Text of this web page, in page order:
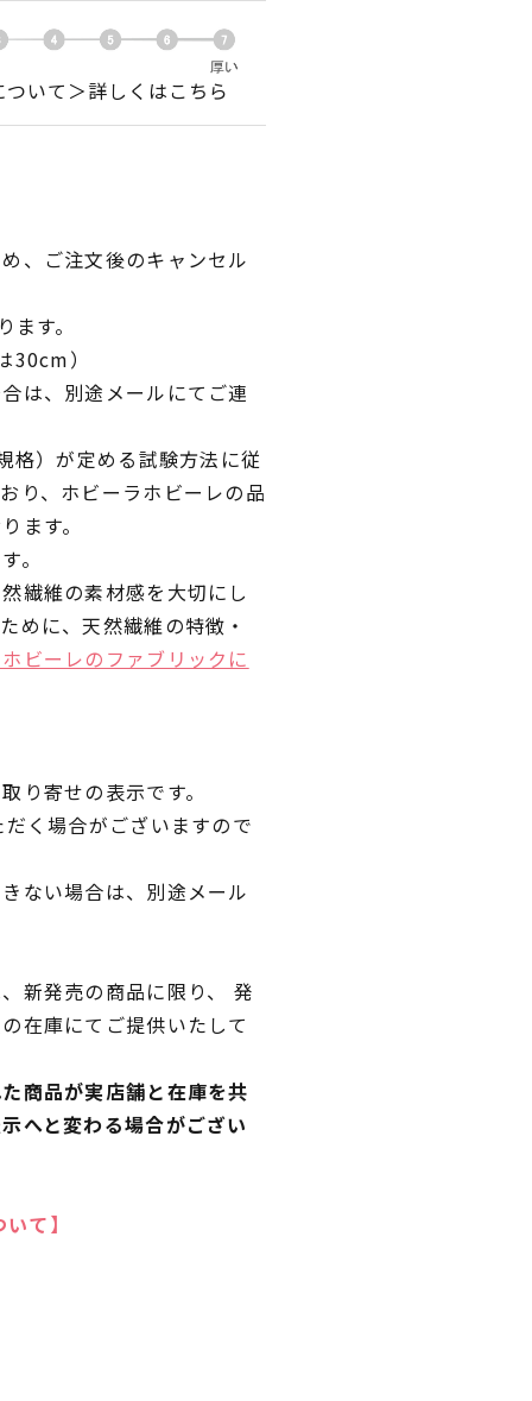
いて＞詳しくはこちら
、ご注文後のキャンセル
す。
30cm）
は、別途メールにてご連
格）が定める試験方法に従
り、ホビーラホビーレの品
ます。
。
繊維の素材感を大切にし
めに、天然繊維の特徴・
ビーレのファブリックに
り寄せの表示です。
く場合がございますので
ない場合は、別途メール
新発売の商品に限り、 発
在庫にてご提供いたして
商品が実店舗と在庫を共
へと変わる場合がござい
て】